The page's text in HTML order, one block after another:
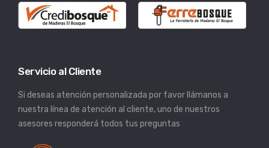
Servicio al Cliente
Si deseas atención personalizada por favor llámanos a
nuestra línea de atención al cliente, uno de nuestros
asesores responderá todos tus preguntas